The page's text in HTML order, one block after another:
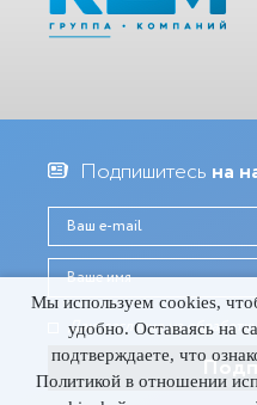
Подпишитесь на
Даю согласие на
Мы используем cookies,
удобно. Оставаясь на
подтверждаете, что
Политикой в отношении